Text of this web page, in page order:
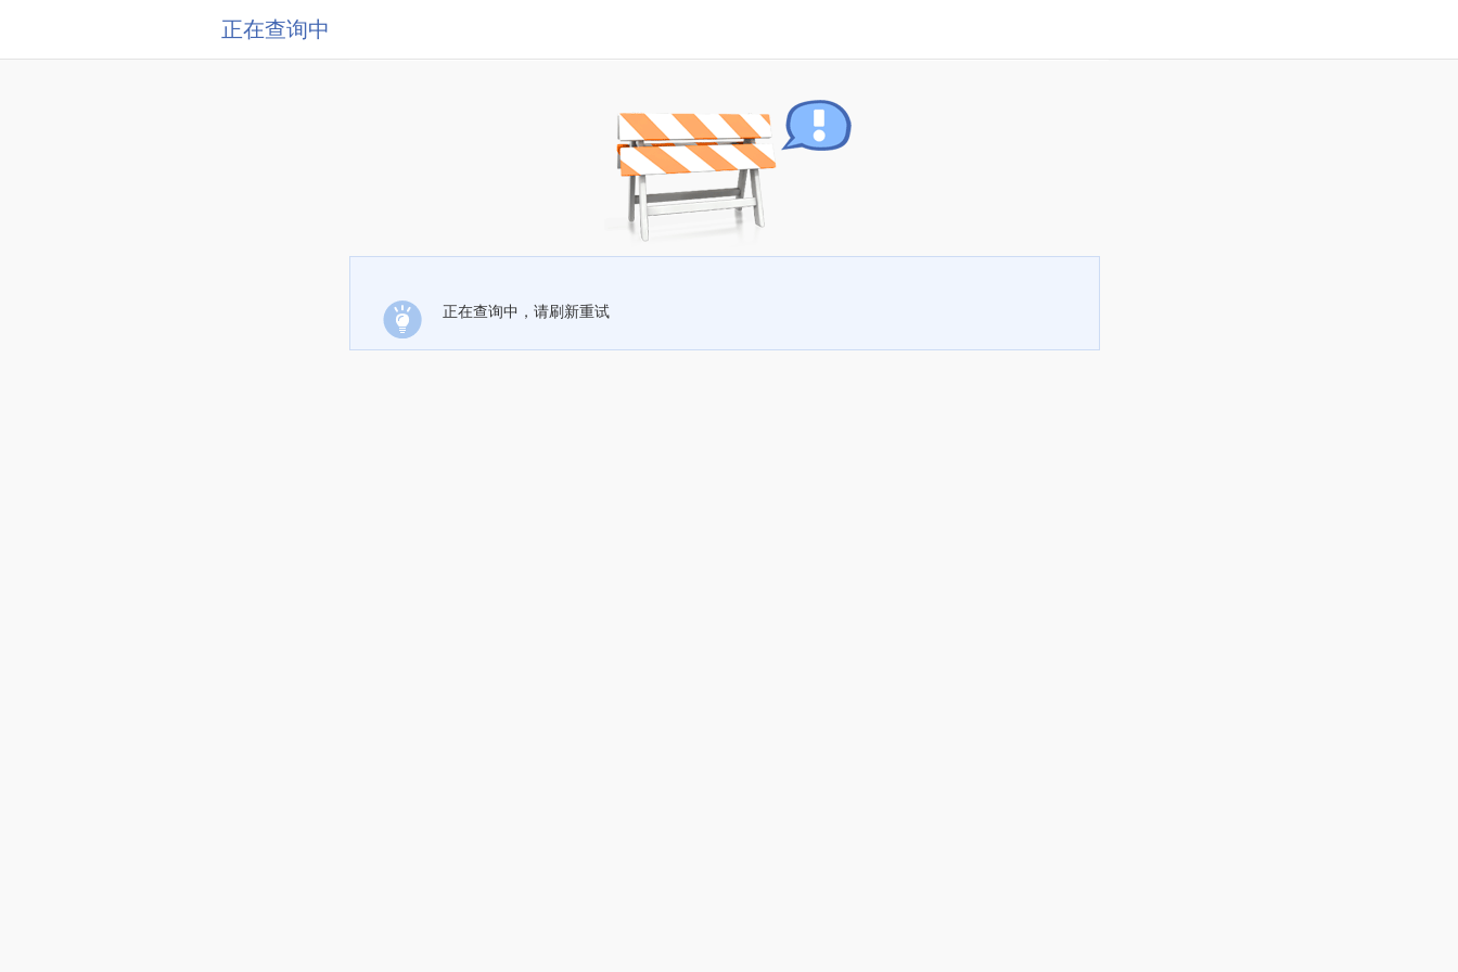
正在查询中
正在查询中，请刷新重试